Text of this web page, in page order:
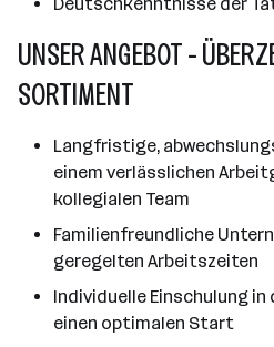
UNSER ANGEBOT -
SORTIMENT
Langfristige,
einem verlässlichen
kollegialen Team
Familienfreundliche
geregelten Arbeitszeiten
Individuelle Einschulung
einen optimalen Start